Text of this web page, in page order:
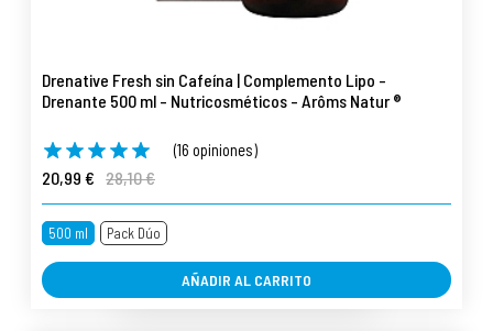
Drenative Fresh sin Cafeína | Complemento Lipo -
Drenante 500 ml - Nutricosméticos - Arôms Natur ®
(16 opiniones)
20,99 € 28,10 €
500 ml Pack Dúo
AÑADIR AL CARRITO